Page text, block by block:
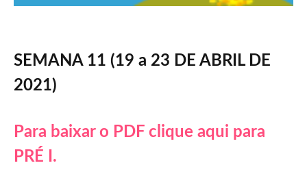
SEMANA 11 (19 a 23 DE ABRIL DE
2021)
Para baixar o PDF clique aqui para
PRÉ I.